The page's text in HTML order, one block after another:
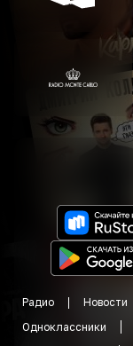
Радио Новости
Одноклассники